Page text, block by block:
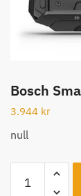
Bosch
3.944 kr
null
SmartphoneHub